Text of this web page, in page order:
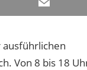
Von 8 bis 18